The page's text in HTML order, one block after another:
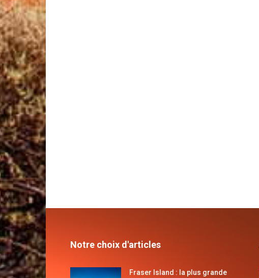
Notre choix d'articles
Fraser Island : la plus grande